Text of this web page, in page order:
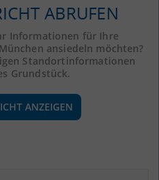
ABRUFEN
Informationen für Ihre
ansiedeln möchten?
Standortinformationen
Grundstück.
STANDORTBERICHT ANZEIGEN